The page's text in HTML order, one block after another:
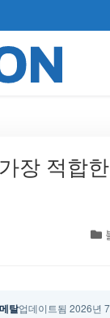
장 적합
탈업데이트됨 2026년